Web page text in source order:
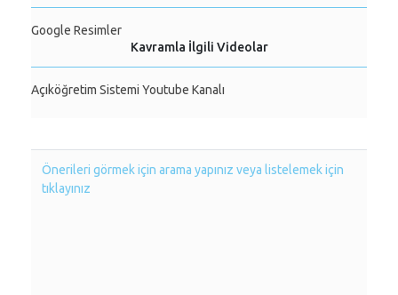
Google Resimler
Kavramla İlgili Videolar
Açıköğretim Sistemi Youtube Kanalı
Önerileri görmek için arama yapınız veya listelemek için
tıklayınız